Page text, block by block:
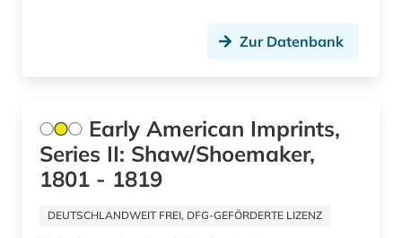
elektronische publikation (5)
elektronische zeitschrift (46)
Zur Datenbank
Early American Imprints,
Series II: Shaw/Shoemaker,
1801 - 1819
DEUTSCHLANDWEIT FREI, DFG-GEFÖRDERTE LIZENZ